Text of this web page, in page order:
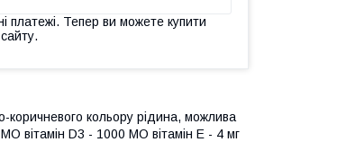
платежі. Тепер ви можете купити
кольору рідина, можлива
вітамін D3 - 1000 МО вітамін E - 4 мг